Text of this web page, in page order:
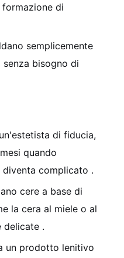
di
semplicemente
bisogno di
di fiducia,
quando
complicato .
cere a base di
la cera al miele o al
delicate .
un prodotto lenitivo